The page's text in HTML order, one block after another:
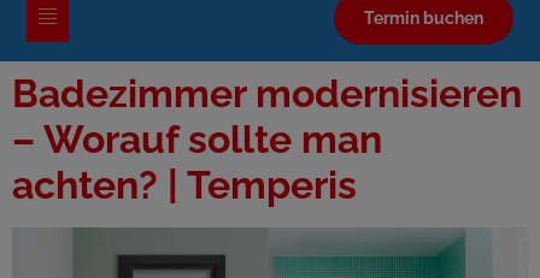
Termin buchen
Badezimmer modernisieren
– Worauf sollte man
achten? | Temperis